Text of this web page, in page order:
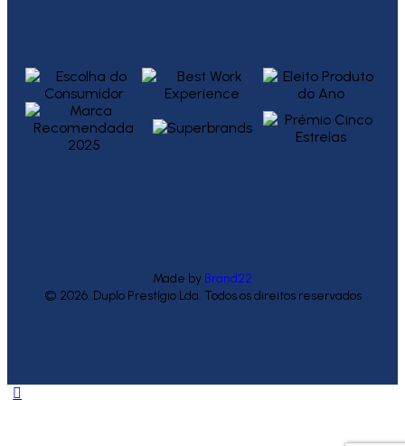
Made by Brand22
© 2026. Duplo Prestígio Lda. Todos os direitos reservados